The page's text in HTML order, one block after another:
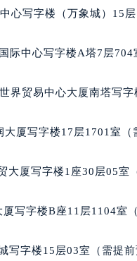
市解放路泰格豪雅售后服
胜利路泰格豪雅售后服
七经街泰格豪雅售后服
解放大街泰格豪雅售后
中央大街泰格豪雅售后
区石油大街泰格豪雅售
市府路与渤海大街交叉
心写字楼（万象城）15层
际中心写字楼A塔7层704
界贸易中心大厦南塔写字
厦写字楼17层1701室（
大厦写字楼1座30层05室
写字楼B座11层1104室
写字楼15层03室（需提前